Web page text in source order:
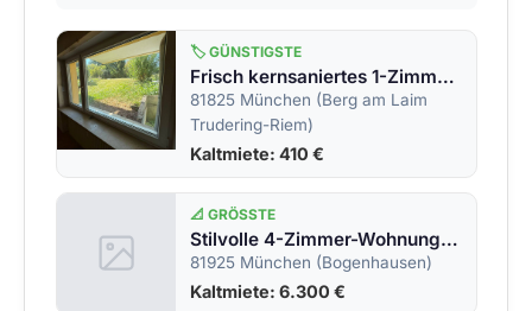
🏷️ GÜNSTIGSTE
Frisch kernsaniertes 1-Zimmer &#8211; Souterrain Studio mit Pantryküche in ruhiger Lage – München-Berg am Laim
81825 München (Berg am Laim
Trudering-Riem)
Kaltmiete: 410 €
📐 GRÖSSTE
Stilvolle 4-Zimmer-Wohnung mit zwei Balkonen und Einliegerfläche
81925 München (Bogenhausen)
Kaltmiete: 6.300 €